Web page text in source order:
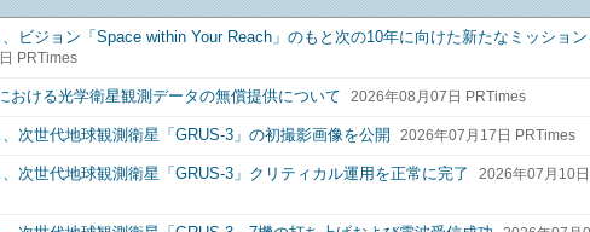
ビジョン「Space within Your Reach」のもと次の10年に向けた新たなミッショ
PRTimes
おける光学衛星観測データの無償提供について 2026年08月07日 PRTimes
次世代地球観測衛星「GRUS-3」の初撮影画像を公開 2026年07月17日 PRTimes
次世代地球観測衛星「GRUS-3」クリティカル運用を正常に完了
2026年07月10